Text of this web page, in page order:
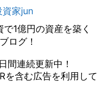
資家jun
1億円の資産を築く
ログ！
連続更新中！
を含む広告を利用して